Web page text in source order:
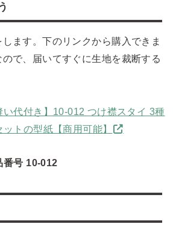
ます。下のリンクから購入できま
で、届いてすぐに生地を裁断する
い代付き】10-012 つけ襟スタイ 3種
ットの型紙【商用可能】
番号 10-012